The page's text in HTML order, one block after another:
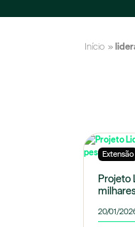
Início »
Extensão
Projeto
20/01/